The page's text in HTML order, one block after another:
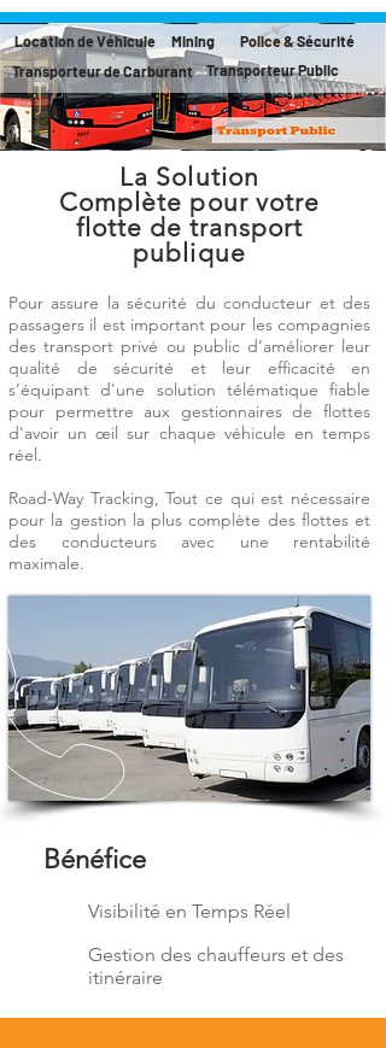
Location de Véhicule Mining
Police & Sécurité
Transporteur de Carburant
Transporteur Public
La Solution
Complète pour votre
flotte de transport
publique
Pour assure la sécurité du conducteur et des
passagers il est important pour les compagnies
des transport privé ou public d’améliorer leur
qualité de sécurité et leur efficacité en
s’équipant d'une solution télématique fiable
pour permettre aux gestionnaires de flottes
d'avoir un œil sur chaque véhicule en temps
réel.
Road-Way Tracking, Tout ce qui est nécessaire
pour la gestion la plus complète des flottes et
des conducteurs avec une rentabilité
maximale.
Bénéfice
Visibilité en Temps Réel
Gestion des chauffeurs et des
itinéraire